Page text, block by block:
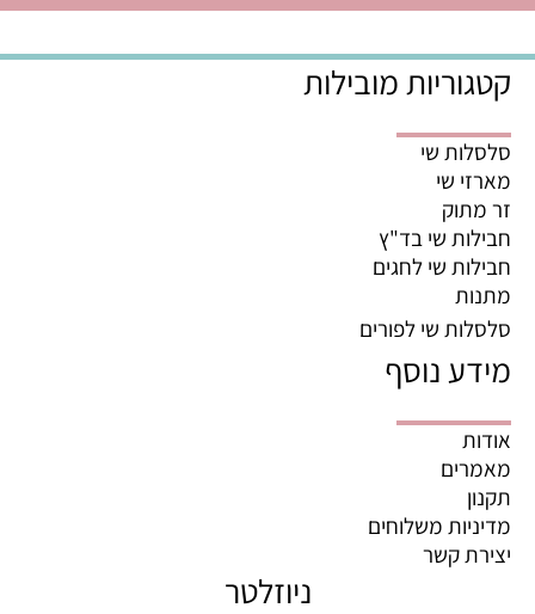
קטגוריות מובילות
סלסלות שי
מארזי שי
זר מתוק
חבילות שי בד"ץ
חבילות שי לחגים
מתנות
סלסלות שי לפורים
מידע נוסף
אודות
מאמרים
תקנון
מדיניות משלוחים
יצירת קשר
ניוזלטר